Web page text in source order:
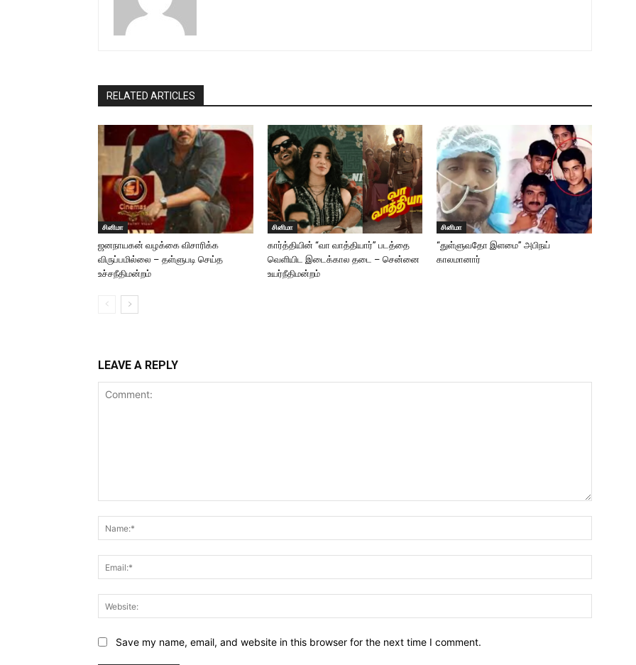
RELATED ARTICLES
சினிமா
ஜனநாயகன் வழக்கை விசாரிக்க
விருப்பமில்லை – தள்ளுபடி செய்த
உச்சநீதிமன்றம்
சினிமா
கார்த்தியின் “வா வாத்தியார்” படத்தை
வெளியிட இடைக்கால தடை – சென்னை
உயர்நீதிமன்றம்
சினிமா
“துள்ளுவதோ இளமை” அபிநய்
காலமானார்
LEAVE A REPLY
Save my name, email, and website in this browser for the next time I comment.